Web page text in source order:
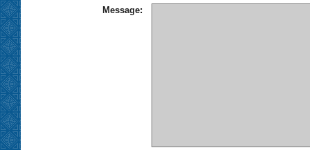
Message: